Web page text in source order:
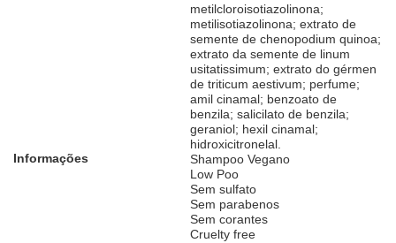
metilcloroisotiazolinona;
metilisotiazolinona; extrato de
semente de chenopodium quinoa;
extrato da semente de linum
usitatissimum; extrato do gérmen
de triticum aestivum; perfume;
amil cinamal; benzoato de
benzila; salicilato de benzila;
geraniol; hexil cinamal;
hidroxicitronelal.
Informações
Shampoo Vegano
Low Poo
Sem sulfato
Sem parabenos
Sem corantes
Cruelty free